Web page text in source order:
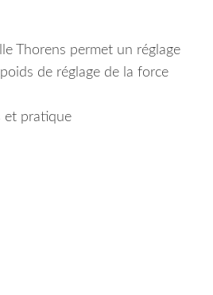
Thorens permet un réglage
de réglage de la force
et pratique